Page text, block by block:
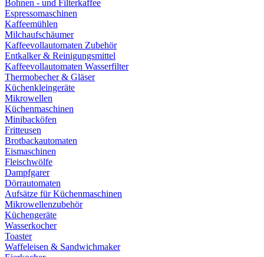
Bohnen - und Filterkaffee
Espressomaschinen
Kaffeemühlen
Milchaufschäumer
Kaffeevollautomaten Zubehör
Entkalker & Reinigungsmittel
Kaffeevollautomaten Wasserfilter
Thermobecher & Gläser
Küchenkleingeräte
Mikrowellen
Küchenmaschinen
Minibacköfen
Fritteusen
Brotbackautomaten
Eismaschinen
Fleischwölfe
Dampfgarer
Dörrautomaten
Aufsätze für Küchenmaschinen
Mikrowellenzubehör
Küchengeräte
Wasserkocher
Toaster
Waffeleisen & Sandwichmaker